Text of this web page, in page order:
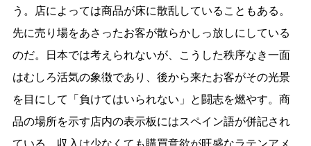
う。店によっては商品が床に散乱していることもある。
先に売り場をあさったお客が散らかしっ放しにしている
のだ。日本では考えられないが、こうした秩序なき一面
はむしろ活気の象徴であり、後から来たお客がその光景
を目にして「負けてはいられない」と闘志を燃やす。商
品の場所を示す店内の表示板にはスペイン語が併記され
ている。収入は少なくても購買意欲が旺盛なラテンアメ